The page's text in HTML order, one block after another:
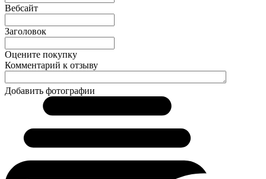
Вебсайт
Заголовок
Оцените покупку
Комментарий к отзыву
Добавить фотографии